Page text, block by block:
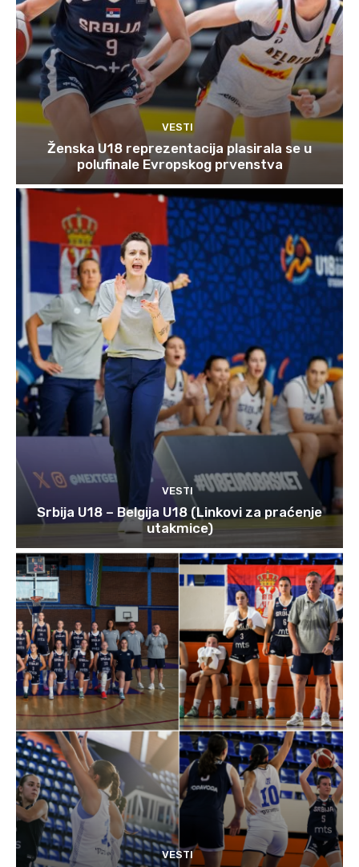
VESTI
Ženska U18 reprezentacija plasirala se u
polufinale Evropskog prvenstva
VESTI
Srbija U18 – Belgija U18 (Linkovi za praćenje
utakmice)
VESTI